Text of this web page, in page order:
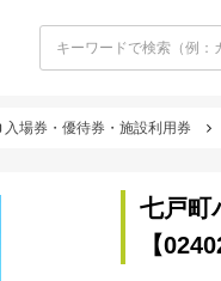
入場券・優待券・施設利用券
七戸町
【